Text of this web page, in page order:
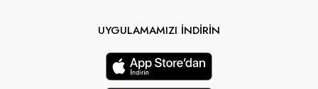
UYGULAMAMIZI İNDİRİN